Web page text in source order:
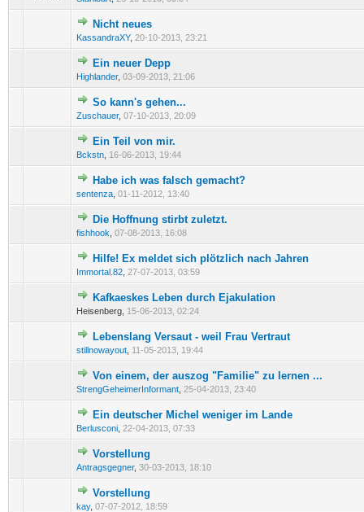
Nicht neues
KassandraXY, 20-10-2013, 23:21
0 Bewertung(en) - 0 von 5 durchschnittlich
123
Ein neuer Depp
Highlander, 03-09-2013, 21:06
0 Bewertung(en) - 0 von 5 durchschnittlich
1 2345
So kann's gehen...
Zuschauer, 07-10-2013, 20:09
0 Bewertung(en) - 0 von 5 durchschnittlich
12345
Ein Teil von mir.
Bckstn 16-06-2013, 19:44
0 Bewertung(en) - 0 von 5 durchschnittlich
123 45
Habe ich was falsch gemacht?
sentenza 01-11-2012, 13:40
1 Bewertung(en) - 5 von 5 durchschnittlich
1 234 5
Die Hoffnung stirbt zuletzt.
fishhook 07-08-2013, 16:08
0 Bewertung(en) - 0 von 5 durchschnittlich
1234 5
Hilfe! Ex meldet sich plötzlich nach Jahren
Immortal.82 27-07-2013, 03:59
0 Bewertung(en) - 0 von 5 durchschnittlich
12345
Kafkaeskes Leben durch Ejakulation
Heisenberg, 15-06-2013, 02:24
0 Bewertung(en) - 0 von 5 durchschnittlich
12345
Lebenslang Versaut - weil Frau Vertraut
stillnowayout 11-05-2013, 19:44
0 Bewertung(en) - 0 von 5 durchschnittlich
123 45
Von einem, der auszog "Familie" zu lernen ...
StrengGeheimerInformant 25-04-2013, 23:40
1 Bewertung(en) - 4 von 5 durchschnittlich
123 45
Ein deutscher Michel weniger im Lande
Berlusconi 22-04-2013, 07:33
0 Bewertung(en) - 0 von 5 durchschnittlich
12345
Vorstellung
Antragsgegner, 30-03-2013, 18:10
0 Bewertung(en) - 0 von 5 durchschnittlich
123
Vorstellung
kay, 07-07-2012, 18:59
0 Bewertung(en) - 0 von 5 durchschnittlich
123